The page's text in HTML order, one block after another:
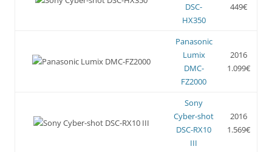
DSC-
HX350
449€
Panasonic
Lumix
DMC-
FZ2000
2016
1.099€
Sony
Cyber-shot
DSC-RX10
III
2016
1.569€